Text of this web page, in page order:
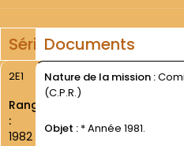
SérieDocuments
2E1
Rang
:
1982
Nature de la mission :
(C.P.R.)
Objet : * Année 1981.